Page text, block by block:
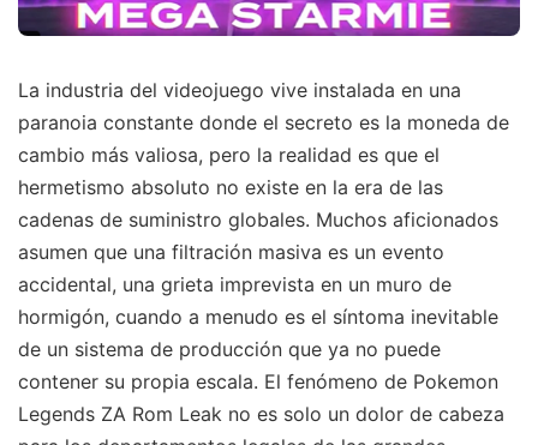
La industria del videojuego vive instalada en una
paranoia constante donde el secreto es la moneda de
cambio más valiosa, pero la realidad es que el
hermetismo absoluto no existe en la era de las
cadenas de suministro globales. Muchos aficionados
asumen que una filtración masiva es un evento
accidental, una grieta imprevista en un muro de
hormigón, cuando a menudo es el síntoma inevitable
de un sistema de producción que ya no puede
contener su propia escala. El fenómeno de Pokemon
Legends ZA Rom Leak no es solo un dolor de cabeza